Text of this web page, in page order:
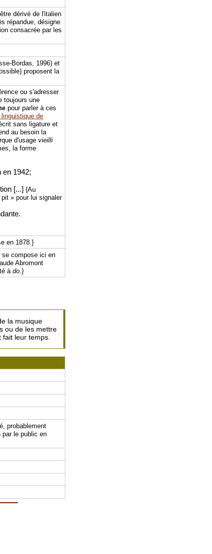
dérivé de l'italien
répandue, désigne
consacrée par les
Bordas, 1996) et
proposent la
ou s'adresser
toujours une
pour parler à ces
linguistique de
sans ligature et
au besoin la
d'usagevieilli
la forme
en 1942;
[...]{Au
» pour lui signaler
en 1878.}
se compose ici en
Abromont
àdo.}
la musique
ou de les mettre
leur temps.
probablement
par le public en